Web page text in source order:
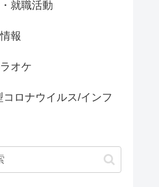
就職活動
報
オケ
ロナウイルス/インフ